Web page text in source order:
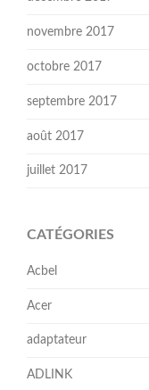
novembre 2017
octobre 2017
septembre 2017
août 2017
juillet 2017
CATÉGORIES
Acbel
Acer
adaptateur
ADLINK